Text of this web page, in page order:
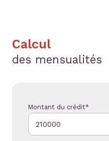
Calcul
des mensualités
Montant du crédit*